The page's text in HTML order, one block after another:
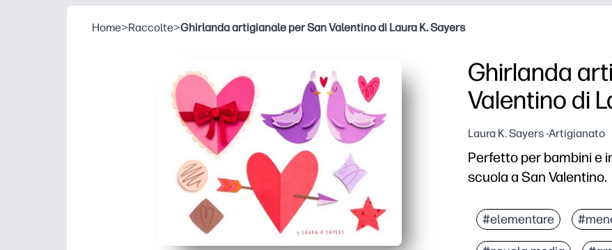
Home>Raccolte>Ghirlanda artigianale per San Valentino di Laura K. Sayers
Ghirlanda
Valentino di
Laura K. Sayers -Artigianato
Perfetto per bambini e
scuola a San Valentino.
#elementare